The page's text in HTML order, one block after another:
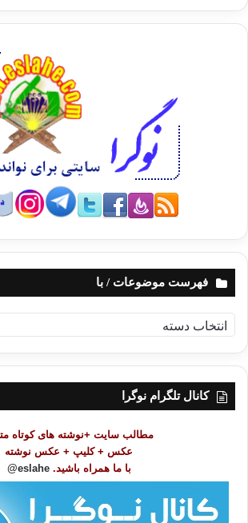
فهرست موضوعات / با
ه
ر
کانال تلگرام نوگرا
مطالب سایت +نوشته های کوتاه
عکس + کلیپ + عکس نوشته
با ما همراه باشید. eslahe@